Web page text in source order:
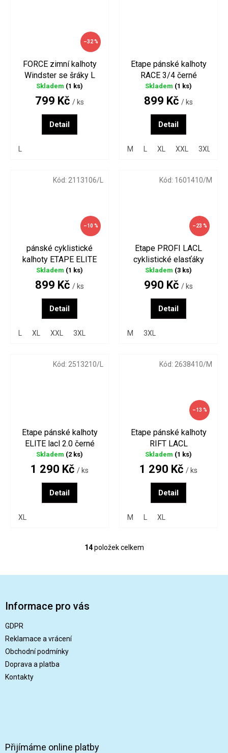
–32 %
FORCE zimní kalhoty
Windster se šráky L
Skladem (1 ks)
799 Kč / ks
Detail
L
Etape pánské kalhoty
RACE 3/4 černé
Skladem (1 ks)
899 Kč / ks
Detail
M L XL XXL 3XL
–10 %
pánské cyklistické
kalhoty ETAPE ELITE
černá/žlutá fluo
Skladem (1 ks)
899 Kč / ks
Detail
XL XXL 3XL
Kód: 2113106/L
–23 %
Etape PROFI LACL
cyklistické elasťáky
černé
Skladem (3 ks)
990 Kč / ks
Detail
M 3XL
Kód: 1601410/M
Etape pánské kalhoty
ELITE lacl 2.0 černé
Skladem (2 ks)
1 290 Kč / ks
Detail
XL
Kód: 2513210/L
–13 %
Etape pánské kalhoty
RIFT LACL
Skladem (1 ks)
1 290 Kč / ks
Detail
M XL
Kód: 2638410/M
O
14položek celkem
Informace pro vás
GDPR
Reklamace a vrácení
Obchodní podmínky
Doprava a platba
Kontakty
Přijímáme online platby